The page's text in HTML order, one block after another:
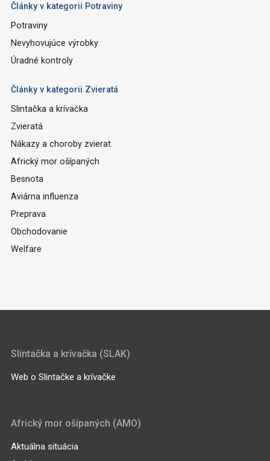
Články v kategorii Potraviny
Potraviny
Nevyhovujúce výrobky
Úradné kontroly
Články v kategorii Zvieratá
Slintačka a krívačka
Zvieratá
Nákazy a choroby zvierat
Africký mor ošípaných
Besnota
Aviárna influenza
Preprava
Obchodovanie
Welfare
Slintačka a krívačka (SLAK)
Web o Slintačke a krívačke
Africký mor ošípaných (AMO)
Aktuálna situácia